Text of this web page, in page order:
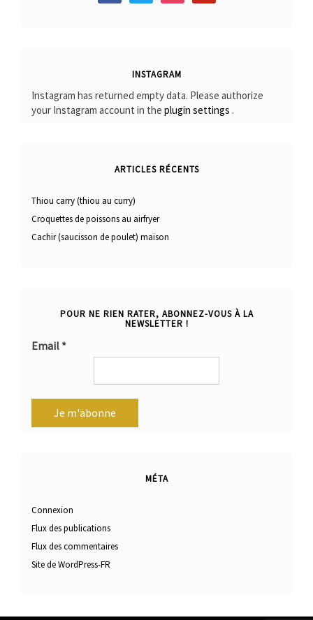
INSTAGRAM
Instagram has returned empty data. Please authorize
your Instagram account in the plugin settings .
ARTICLES RÉCENTS
Thiou carry (thiou au curry)
Croquettes de poissons au airfryer
Cachir (saucisson de poulet) maison
POUR NE RIEN RATER, ABONNEZ-VOUS À LA
NEWSLETTER !
Email *
MÉTA
Connexion
Flux des publications
Flux des commentaires
Site de WordPress-FR